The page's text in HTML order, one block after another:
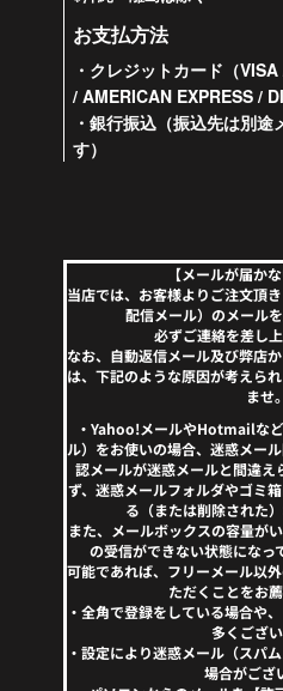
お支払方法
・クレジットカード（
/ AMERICAN EXPRESS /
・銀行振込（振込先は別途
す）
【メールが届か
当店では、お客様よりご注文頂
配信メール）のメール
必ずご連絡を差し上
なお、自動返信メール及び弊店
は、下記のような原因が考えら
ませ。
・Yahoo!メールやHotmailな
ル）をお使いの場合、迷惑メー
認メールが迷惑メールと間違え
ず、迷惑メールフォルダやゴミ
る（または削除された
また、メールボックスの容量が
の受信ができない状態になっ
可能であれば、フリーメール以
ただくことをお薦
・全角で登録をしている場合や
多くござい
・設定により迷惑メール（スパ
場合がござ